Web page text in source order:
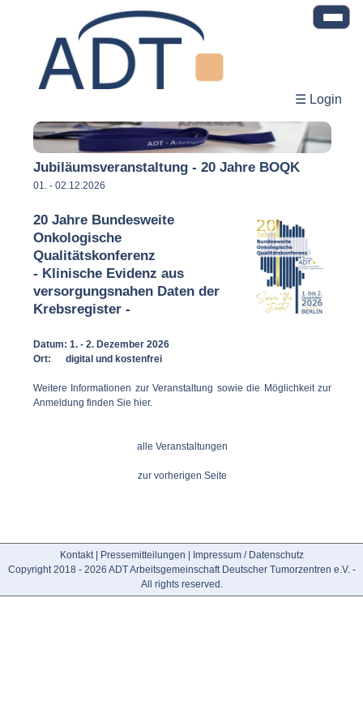
☰ Login
Jubiläumsveranstaltung - 20 Jahre BOQK
01. - 02.12.2026
20 Jahre Bundesweite
Onkologische
Qualitätskonferenz
- Klinische Evidenz aus
versorgungsnahen Daten der
Krebsregister -
Datum: 1. - 2. Dezember 2026
Ort: digital und kostenfrei
Weitere Informationen zur Veranstaltung sowie die Möglichkeit zur
Anmeldung finden Sie hier.
alle Veranstaltungen
zur vorherigen Seite
Kontakt| Pressemitteilungen
Impressum / Datenschutz
Copyright 2018 - 2026 ADT Arbeitsgemeinschaft Deutscher Tumorzentren e.V. -
All rights reserved.